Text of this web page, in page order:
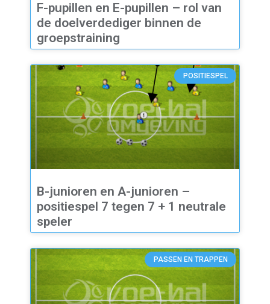
F-pupillen en E-pupillen – rol van
de doelverdediger binnen de
groepstraining
POSITIESPEL
B-junioren en A-junioren –
positiespel 7 tegen 7 + 1 neutrale
speler
PASSEN EN TRAPPEN